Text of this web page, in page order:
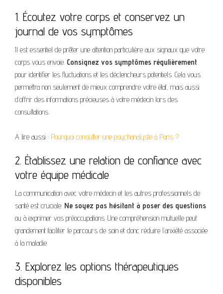
1. Écoutez votre corps et conservez un
journal de vos symptômes
Il est essentiel de prêter une attention particulière aux signaux que votre
corps vous envoie. Consignez vos symptômes régulièrement
pour identifier les fluctuations et les déclencheurs potentiels. Cela vous
permettra non seulement de mieux comprendre votre état, mais aussi
d’offrir des informations précieuses à votre médecin lors des
consultations.
A lire aussi : Pourquoi consulter une psychanalyste à Paris ?
2. Établissez une relation de confiance avec
votre équipe médicale
La communication avec votre médecin et les autres professionnels de
santé est cruciale. Ne soyez pas hésitant à poser des questions
ou à exprimer vos préoccupations. Une compréhension mutuelle peut
grandement faciliter le parcours de soin et donc réduire l’anxiété associée
à la maladie.
3. Explorez les options thérapeutiques
disponibles